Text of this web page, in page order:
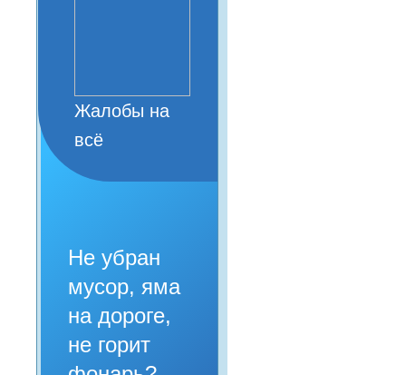
Жалобы на
всё
Не убран
мусор, яма
на дороге,
не горит